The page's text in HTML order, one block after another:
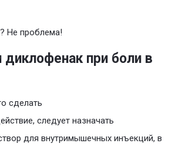
Не проблема!
диклофенак при боли в
сделать
следует назначать
для внутримышечных инъекций, в